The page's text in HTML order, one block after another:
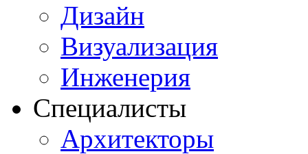
Дизайн
Визуализация
Инженерия
Специалисты
Архитекторы